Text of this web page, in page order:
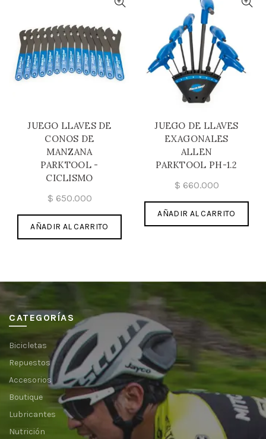
JUEGO LLAVES DE
CONOS DE
MANZANA
PARKTOOL -
CICLISMO
$ 650.000
AÑADIR AL CARRITO
JUEGO DE LLAVES
EXAGONALES
ALLEN
PARKTOOL PH-1.2
$ 660.000
AÑADIR AL CARRITO
CATEGORÍAS
Bicicletas
Repuestos
Accesorios
Boutique
Lubricantes
Nutrición